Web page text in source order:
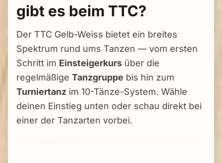
gibt es beim TTC?
Der TTC Gelb-Weiss bietet ein breites
Spektrum rund ums Tanzen — vom ersten
Schritt im Einsteigerkurs über die
regelmäßige Tanzgruppe bis hin zum
Turniertanz im 10-Tänze-System. Wähle
deinen Einstieg unten oder schau direkt bei
einer der Tanzarten vorbei.